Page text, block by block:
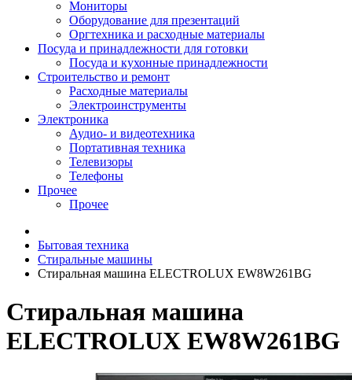
Мониторы
Оборудование для презентаций
Оргтехника и расходные материалы
Посуда и принадлежности для готовки
Посуда и кухонные принадлежности
Строительство и ремонт
Расходные материалы
Электроинструменты
Электроника
Аудио- и видеотехника
Портативная техника
Телевизоры
Телефоны
Прочее
Прочее
Бытовая техника
Стиральные машины
Стиральная машина ELECTROLUX EW8W261BG
Стиральная машина
ELECTROLUX EW8W261BG